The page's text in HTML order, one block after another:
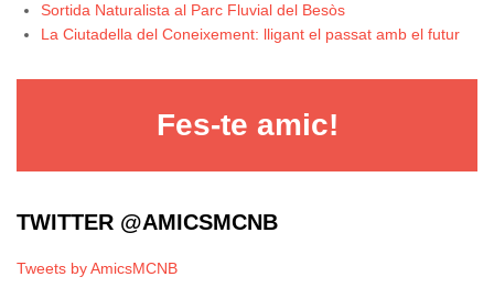
Sortida Naturalista al Parc Fluvial del Besòs
La Ciutadella del Coneixement: lligant el passat amb el futur
Fes-te amic!
TWITTER @AMICSMCNB
Tweets by AmicsMCNB